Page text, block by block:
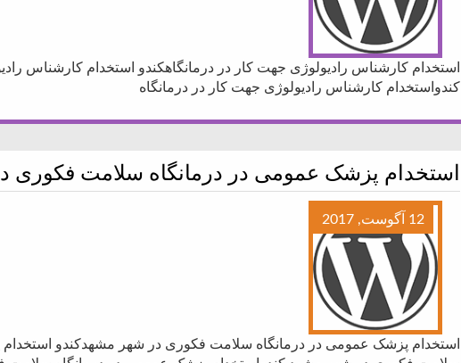
استخدام کارشناس رادیولوژی جهت کار در درمانگاهکندو استخدام کارشناس
کندواستخدام کارشناس رادیولوژی جهت کار در درمانگاه
استخدام پزشک عمومی در درمانگاه سلامت فکوری
12 آگوست, 2017
استخدام پزشک عمومی در درمانگاه سلامت فکوری در شهر مشهدکندو